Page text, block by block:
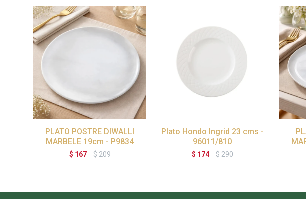
PLATO POSTRE DIWALLI
MARBELE 19cm - P9834
$ 167 $209
Plato Hondo Ingrid 23 cms -
96011/810
$ 174 $290